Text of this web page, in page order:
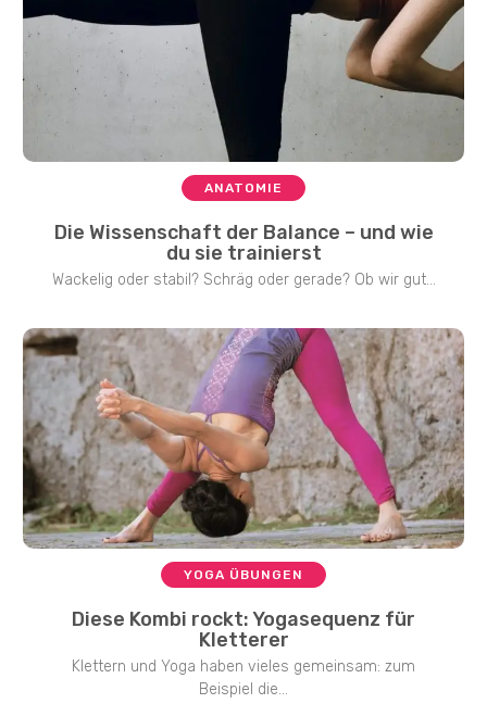
ANATOMIE
Die Wissenschaft der Balance – und wie
du sie trainierst
Wackelig oder stabil? Schräg oder gerade? Ob wir gut...
YOGA ÜBUNGEN
Diese Kombi rockt: Yogasequenz für
Kletterer
Klettern und Yoga haben vieles gemeinsam: zum
Beispiel die...